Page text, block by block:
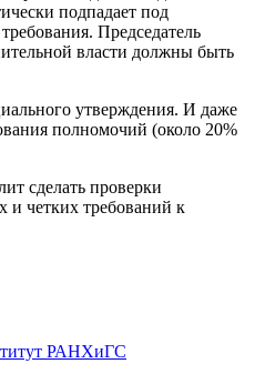
подпадает под
Председатель
власти должны быть
утверждения. И даже
полномочий (около 20%
сделать проверки
и четких требований к
РАНХиГС